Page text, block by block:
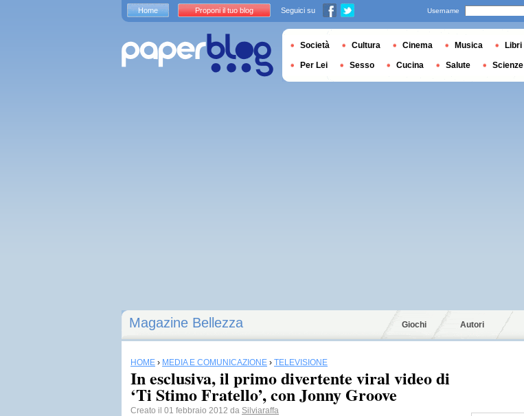
Magazine Bellezza Giochi Autori
HOME › MEDIA E COMUNICAZIONE › TELEVISIONE
In esclusiva, il primo divertente viral video di
‘Ti Stimo Fratello’, con Jonny Groove
Creato il 01 febbraio 2012 da Silviaraffa
Home Proponi il tuo blog Seguici su Username
Società Cultura Cinema Musica Libri
Per Lei Sesso Cucina Salute Scienze